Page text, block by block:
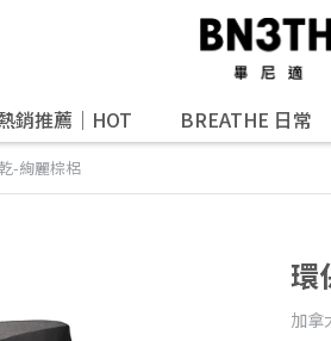
銷推薦｜HOT BREATHE 日常
-絢麗棕梠
環
加拿